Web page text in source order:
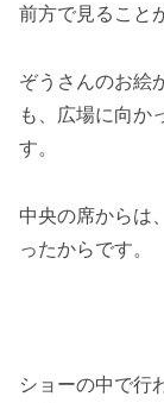
前方で見ること
ぞうさんのお絵
も、広場に向か
す。
中央の席からは
ったからです。
ショーの中で行